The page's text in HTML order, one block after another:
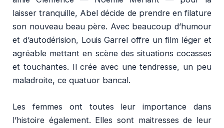
laisser tranquille, Abel décide de prendre en filature
son nouveau beau père. Avec beaucoup d’humour
et d’autodérision, Louis Garrel offre un film léger et
agréable mettant en scène des situations cocasses
et touchantes. Il crée avec une tendresse, un peu
maladroite, ce quatuor bancal.
Les femmes ont toutes leur importance dans
l’histoire également. Elles sont maitresses de leur